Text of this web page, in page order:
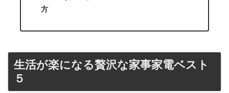
方
生活が楽になる贅沢な家事家電ベスト
５